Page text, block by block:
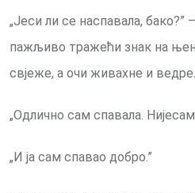
„Јеси ли се наспавала, бако?”
пажљиво тражећи знак на
свјеже, а очи живахне и ведре.
„Одлично сам спавала.
„И ја сам спавао добро.”